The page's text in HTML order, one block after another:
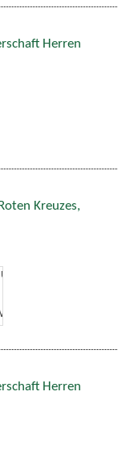
Herren
Kreuzes,
Herren